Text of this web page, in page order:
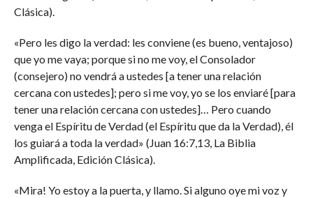
Clásica).
«Pero les digo la verdad: les conviene (es bueno, ventajoso)
que yo me vaya; porque si no me voy, el Consolador
(consejero) no vendrá a ustedes [a tener una relación
cercana con ustedes]; pero si me voy, yo se los enviaré [para
tener una relación cercana con ustedes]… Pero cuando
venga el Espíritu de Verdad (el Espíritu que da la Verdad), él
los guiará a toda la verdad» (Juan 16:7,13, La Biblia
Amplificada, Edición Clásica).
«Mira! Yo estoy a la puerta, y llamo. Si alguno oye mi voz y